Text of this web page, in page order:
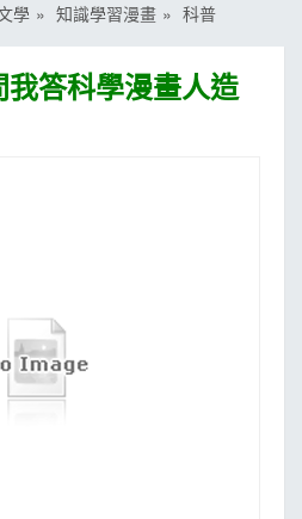
學 知識學習漫畫 科普
答科學漫畫人造